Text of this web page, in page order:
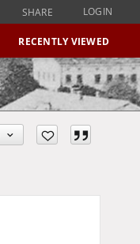
SHARE LOGIN
RECENTLY VIEWED